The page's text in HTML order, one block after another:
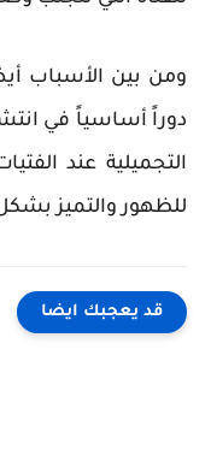
ومن بين الأسباب
دوراً أساسياً في
التجميلية عند
للظهور والتميز
قد يعجبك ايضا